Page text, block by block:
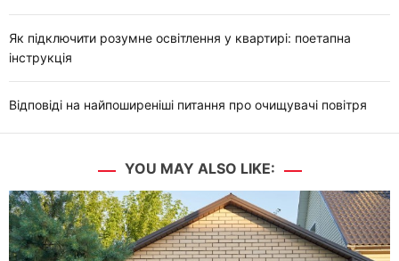
Як підключити розумне освітлення у квартирі: поетапна
інструкція
Відповіді на найпоширеніші питання про очищувачі повітря
YOU MAY ALSO LIKE: